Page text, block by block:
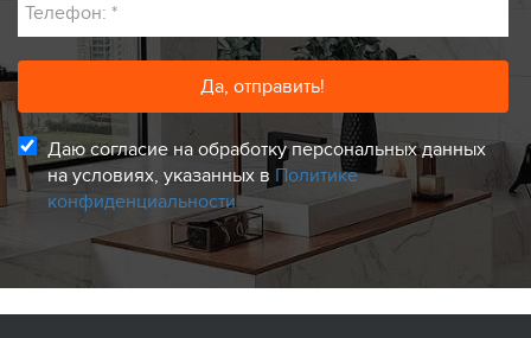
Телефон: *
Даю согласие на обработку персональных данных
на условиях, указанных в Политике
конфиденциальности